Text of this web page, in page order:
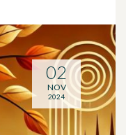
02
NOV
2024